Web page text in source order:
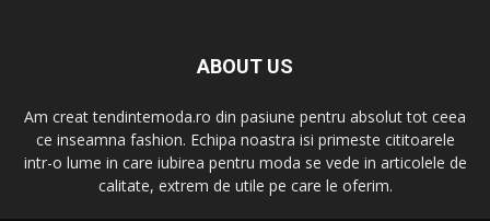
ABOUT US
Am creat tendintemoda.ro din pasiune pentru absolut tot ceea
ce inseamna fashion. Echipa noastra isi primeste cititoarele
intr-o lume in care iubirea pentru moda se vede in articolele de
calitate, extrem de utile pe care le oferim.